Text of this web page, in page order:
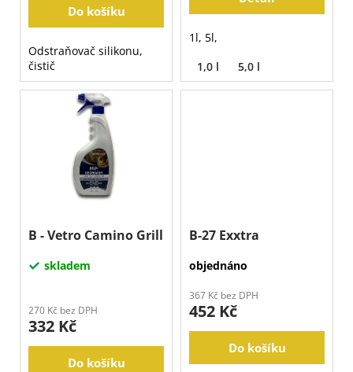
Do košíku
Odstraňovač silikonu,
čistič
1l, 5l,
1,0 l
5,0 l
B - Vetro Camino Grill
skladem
270 Kč bez DPH
332 Kč
Do košíku
B-27 Exxtra
objednáno
367 Kč bez DPH
452 Kč
Do košíku